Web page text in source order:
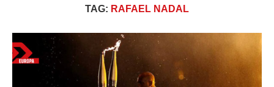
TAG: RAFAEL NADAL